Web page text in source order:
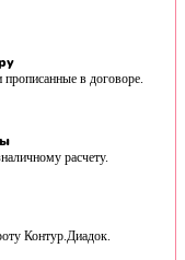
прописанные в договоре.
расчету.
Контур.Диадок.